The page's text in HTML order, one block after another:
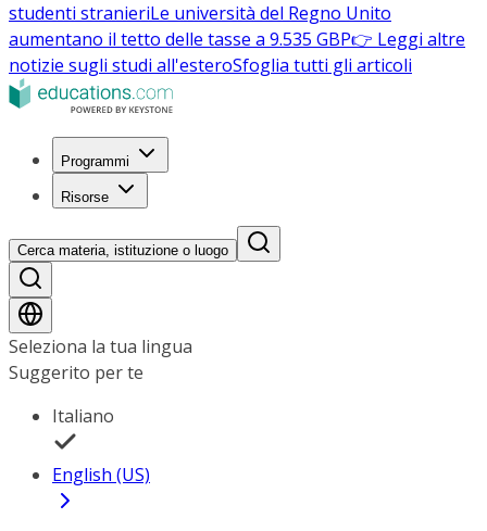
studenti stranieriLe università del Regno Unito
aumentano il tetto delle tasse a 9.535 GBP👉 Leggi altre
notizie sugli studi all'esteroSfoglia tutti gli articoli
Programmi
Risorse
Cerca materia, istituzione o luogo
Seleziona la tua lingua
Suggerito per te
Italiano
English (US)